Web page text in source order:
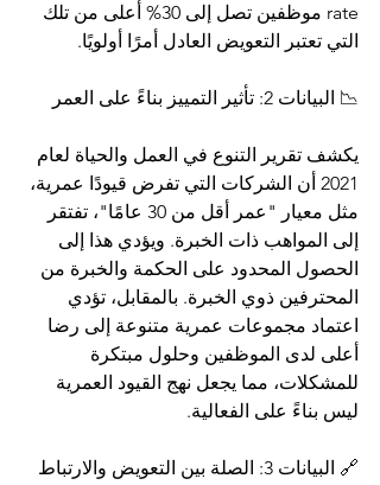
rate موظفين تصل إلى 30% أعلى من تلك
التي تعتبر التعويض العادل أمرًا أولويًا.
📉 البيانات 2: تأثير التمييز بناءً على العمر
يكشف تقرير التنوع في العمل والحياة لعام
2021 أن الشركات التي تفرض قيودًا عمرية،
مثل معيار "عمر أقل من 30 عامًا"، تفتقر
إلى المواهب ذات الخبرة. ويؤدي هذا إلى
الحصول المحدود على الحكمة والخبرة من
المحترفين ذوي الخبرة. بالمقابل، تؤدي
اعتماد مجموعات عمرية متنوعة إلى رضا
أعلى لدى الموظفين وحلول مبتكرة
للمشكلات، مما يجعل نهج القيود العمرية
ليس بناءً على الفعالية.
🔗 البيانات 3: الصلة بين التعويض والارتباط